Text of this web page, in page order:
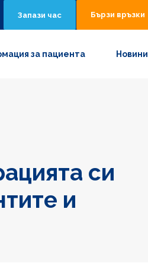
Запази час Бързи връзки
за пациента Новини
си
и